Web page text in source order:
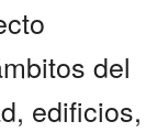
del
edificios,